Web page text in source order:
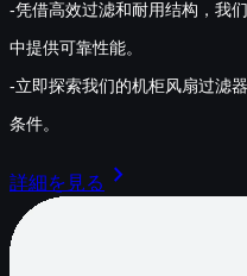
-凭借高效过滤和耐用结构，我
中提供可靠性能。
-立即探索我们的机柜风扇过滤
条件。
詳細を見る chevron_right